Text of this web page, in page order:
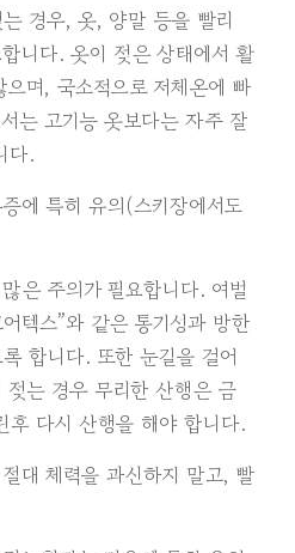
경우, 옷, 양말 등을 빨리
니다. 옷이 젖은 상태에서 활
며, 국소적으로 저체온에 빠
는 고기능 옷보다는 자주 잘
다.
에 특히 유의(스키장에서도
은 주의가 필요합니다. 여벌
텍스”와 같은 통기성과 방한
합니다. 또한 눈길을 걸어
는 경우 무리한 산행은 금
후 다시 산행을 해야 합니다.
대 체력을 과신하지 말고, 빨